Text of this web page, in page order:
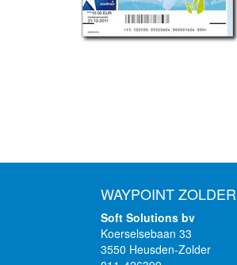
WAYPOINT ZOLDER
Soft Solutions bv
Koerselsebaan 33
3550 Heusden-Zolder